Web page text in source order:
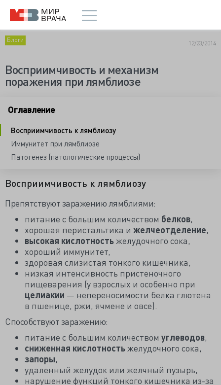
Блоги 12/23/2014
Восприимчивость и механизм
поражения при лямблиозе
Оглавление
Восприимчивость к лямблиозу
Иммунитет при лямблиозе
Патогенез (патологические процессы)
Восприимчивость к лямблиозу
Препятствуют заражению лямблиями:
питание с большим количеством белков,
хорошая перистальтика и желчеотделение,
высокая кислотностьжелудочного сока,
хороший иммунитет,
здоровая слизистая тонкого кишечника,
низкая интенсивность пристеночного
пищеварения (у взрослых и особенно при
целиакии — непереносимости белка глютена
в пшенице, ржи, ячмене и овсе).
Способствуют заражению:
питание с большим количеством углеводов,
сниженная кислотностьжелудочного сока,
запоры,
удаленный желудок или желчный пузырь,
нарушение функций тонкого кишечника из-за